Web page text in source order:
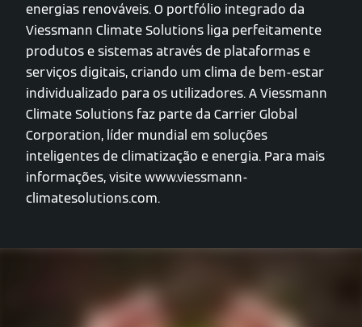
energias renováveis. O portfólio integrado da
Viessmann Climate Solutions liga perfeitamente
produtos e sistemas através de plataformas e
serviços digitais, criando um clima de bem-estar
individualizado para os utilizadores. A Viessmann
Climate Solutions faz parte da Carrier Global
Corporation, líder mundial em soluções
inteligentes de climatização e energia. Para mais
informações, visite www.viessmann-
climatesolutions.com.